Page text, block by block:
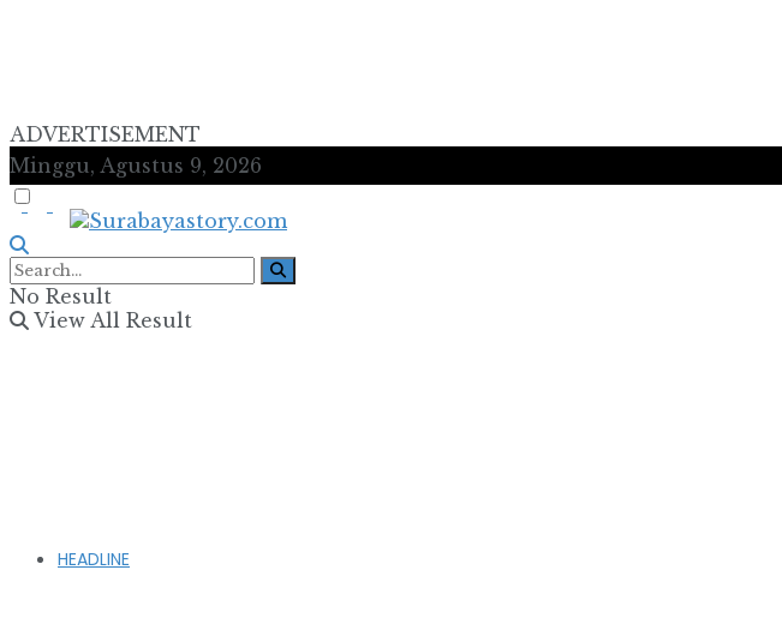
ADVERTISEMENT
Minggu, Agustus 9, 2026
No Result
View All Result
HEADLINE